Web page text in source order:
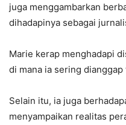
juga menggambarkan
dihadapinya sebagai
Marie kerap menghadapi
di mana ia sering
Selain itu, ia juga
menyampaikan realitas